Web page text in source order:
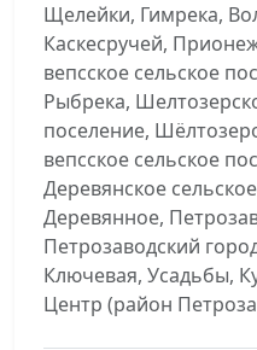
Щелейки, Гимрека,
Каскесручей,
вепсское сельское
Рыбрека,
поселение,
вепсское сельское
Деревянское
Деревянное,
Петрозаводский
Ключевая, Усадьбы,
Центр (район